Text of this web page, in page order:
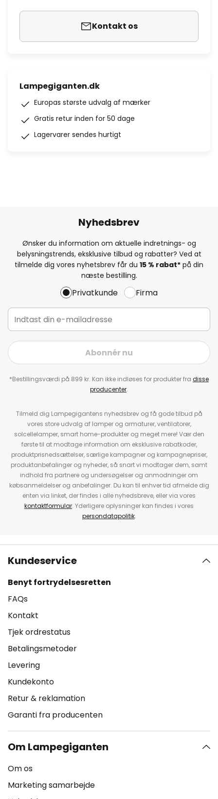
Kontakt os
Lampegiganten.dk
Europas største udvalg af mærker
Gratis retur inden for 50 dage
Lagervarer sendes hurtigt
Nyhedsbrev
Ønsker du information om aktuelle indretnings- og
belysningstrends, eksklusive tilbud og rabatter? Ved at
tilmelde dig vores nyhetsbrev får du 15 % rabat* på din
næste bestilling.
Privatkunde Firma
Abonnér nu
*Bestillingsværdi på 899 kr. Kan ikke indløses for produkter fra disse
producenter.
Tilmeld dig Lampegigantens nyhedsbrev og få gode tilbud på
vores store udvalg af lamper og armaturer, ventilatorer,
solcellelamper, smart home-produkter og meget mere! Vær den
første til at modtage information om eksklusive rabatkoder,
produktprisnedsættelser, særlige kampagner og kampagnepriser,
produktanbefalinger og nyheder, så snart vi modtager dem, samt
indhold fra partnere og undersøgelser og anmodninger om
købsanmeldelser og anbefalinger. Du kan til enhver tid afmelde dig
enten via linket, der findes i alle nyhedsbreve, eller via vores
kontaktformular. Yderligere oplysninger kan findes i vores
persondatapolitik.
Kundeservice
Benyt fortrydelsesretten
FAQs
Kontakt
Tjek ordrestatus
Betalingsmetoder
Levering
Kundekonto
Retur & reklamation
Garanti fra producenten
Om Lampegiganten
Om os
Marketing samarbejde